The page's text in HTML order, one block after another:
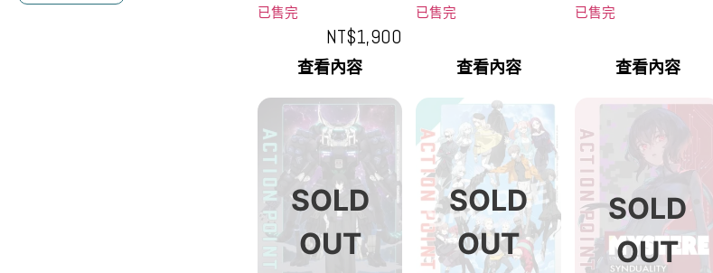
015
已售完
NT$1,900
查看內容
R
已售完
查看內容
R
已售完
查看內容
SOLD
OUT
SOLD
OUT
SOLD
OUT